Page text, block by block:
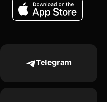
Telegram